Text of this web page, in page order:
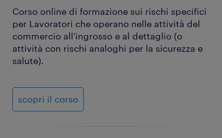
Corso online di formazione sui rischi specifici
per Lavoratori che operano nelle attività del
commercio all'ingrosso e al dettaglio (o
attività con rischi analoghi per la sicurezza e
salute).
scopri il corso